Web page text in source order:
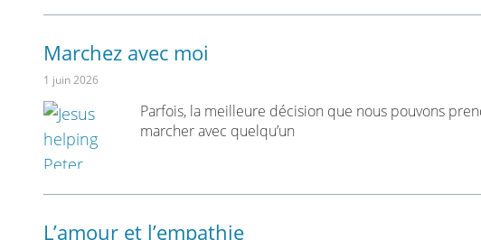
Marchez avec moi
1 juin 2026
Parfois, la meilleure décision que nous pouvons
marcher avec quelqu’un
L’amour et l’empathie